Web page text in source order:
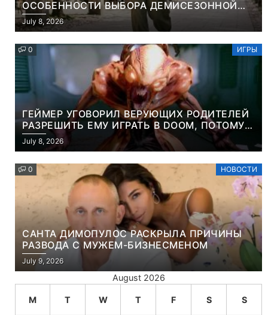
ОСОБЕННОСТИ ВЫБОРА ДЕМИСЕЗОННОЙ
ПАРКИ И ЭЛЕГАНТНОГО ЖЕНСКОГО ПЛАЩА
July 8, 2026
0 ИГРЫ
ГЕЙМЕР УГОВОРИЛ ВЕРУЮЩИХ РОДИТЕЛЕЙ
РАЗРЕШИТЬ ЕМУ ИГРАТЬ В DOOM, ПОТОМУ
ЧТО ЭТО ХРИСТИАНСКАЯ ИГРА ПРО
УБИЙСТВО ДЕМОНОВ
July 8, 2026
0 НОВОСТИ
САНТА ДИМОПУЛОС РАСКРЫЛА ПРИЧИНЫ
РАЗВОДА С МУЖЕМ-БИЗНЕСМЕНОМ
July 9, 2026
August 2026
M T W T F S S